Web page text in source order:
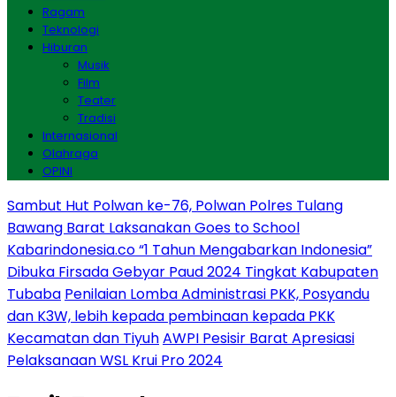
Ragam
Teknologi
Hiburan
Musik
Film
Teater
Tradisi
Internasional
Olahraga
OPINI
Sambut Hut Polwan ke-76, Polwan Polres Tulang
Bawang Barat Laksanakan Goes to School
Kabarindonesia.co “1 Tahun Mengabarkan Indonesia”
Dibuka Firsada Gebyar Paud 2024 Tingkat Kabupaten
Tubaba Penilaian Lomba Administrasi PKK, Posyandu
dan K3W, lebih kepada pembinaan kepada PKK
Kecamatan dan TiyuhAWPI Pesisir Barat Apresiasi
Pelaksanaan WSL Krui Pro 2024